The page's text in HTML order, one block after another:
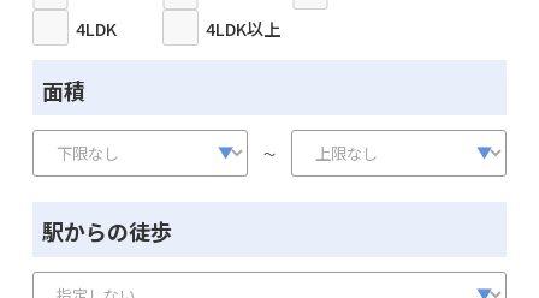
4LDK
4LDK以上
面積
～
駅からの徒歩